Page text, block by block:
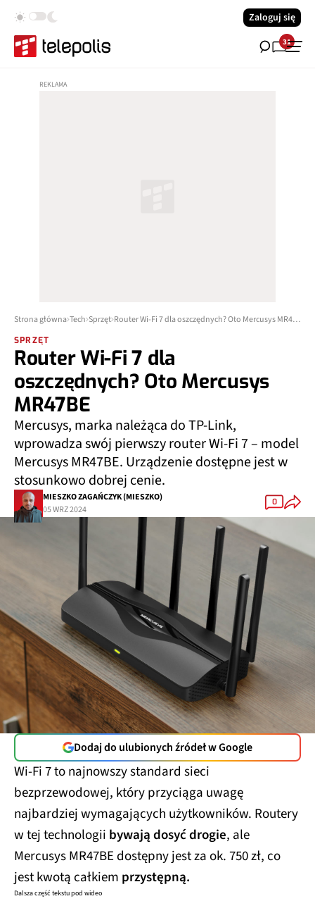
Zaloguj się
31
Strona główna Tech Sprzęt Router Wi-Fi 7 dla oszczędnych? Oto Mercusys MR47BE
SPRZĘT
Router Wi-Fi 7 dla
oszczędnych? Oto Mercusys
MR47BE
Mercusys, marka należąca do TP-Link,
wprowadza swój pierwszy router Wi-Fi 7 – model
Mercusys MR47BE. Urządzenie dostępne jest w
stosunkowo dobrej cenie.
MIESZKO ZAGAŃCZYK (MIESZKO)
05 WRZ 2024
0
Dodaj do ulubionych źródeł w Google
Wi-Fi 7 to najnowszy standard sieci
bezprzewodowej, który przyciąga uwagę
najbardziej wymagających użytkowników. Routery
w tej technologii bywają dosyć drogie, ale
Mercusys MR47BE dostępny jest za ok. 750 zł, co
jest kwotą całkiem przystępną.
Dalsza część tekstu pod wideo